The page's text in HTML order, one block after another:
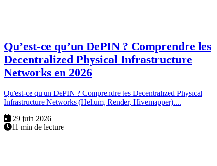
Qu’est-ce qu’un DePIN ? Comprendre les
Decentralized Physical Infrastructure
Networks en 2026
Qu'est-ce qu'un DePIN ? Comprendre les Decentralized Physical
Infrastructure Networks (Helium, Render, Hivemapper)....
29 juin 2026
11 min de lecture